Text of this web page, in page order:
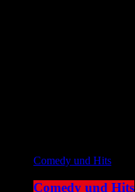
Comedy und Hits
Comedy und Hits